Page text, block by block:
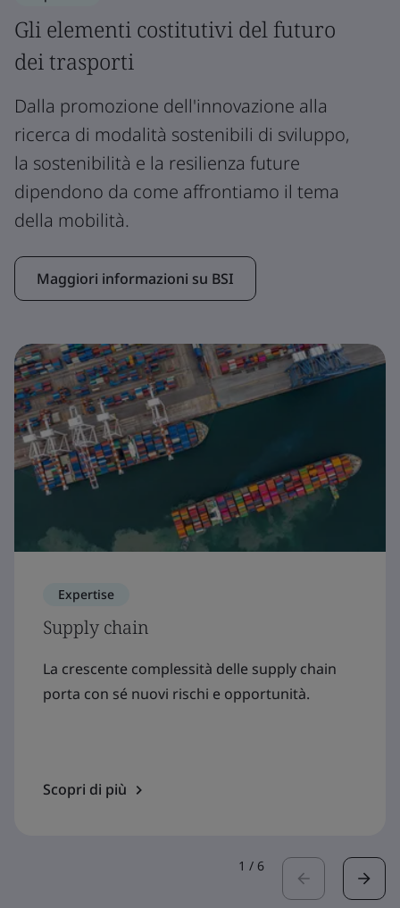
Gli elementi costitutivi del futuro
dei trasporti
Dalla promozione dell'innovazione alla
ricerca di modalità sostenibili di sviluppo,
la sostenibilità e la resilienza future
dipendono da come affrontiamo il tema
della mobilità.
Maggiori informazioni su BSI
Expertise
Supply chain
La crescente complessità delle supply chain
porta con sé nuovi rischi e opportunità.
Scopri di più
1 / 6